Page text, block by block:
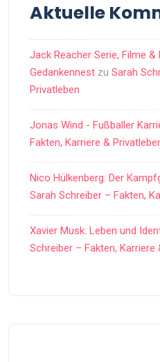
Aktuelle
Jack Reacher Serie, Filme
Gedankennest zu Sarah
Privatleben
Jonas Wind - Fußballer
Fakten, Karriere &
Nico Hülkenberg: Der
Sarah Schreiber – Fakten,
Xavier Musk: Leben und
Schreiber – Fakten, Karriere